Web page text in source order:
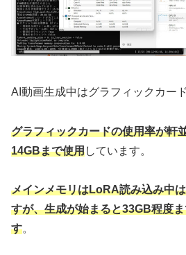
AI動画生成中はグラフィックカー
グラフィックカードの使用率が軒
14GBまで使用しています。
メインメモリはLoRA読み込み中
すが、生成が始まると33GB程度
す。